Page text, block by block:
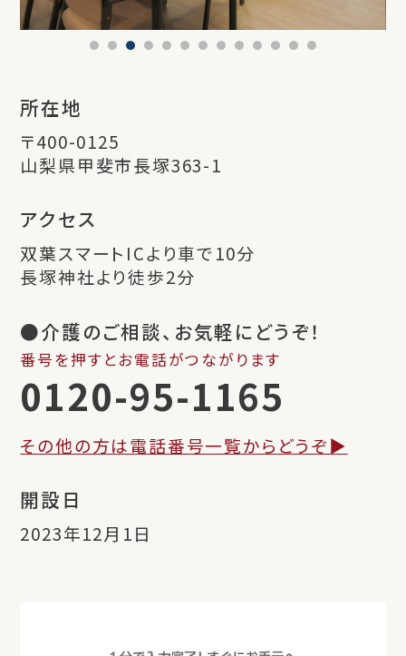
所在地
〒400-0125
山梨県甲斐市長塚363-1
アクセス
双葉スマートICより車で10分
長塚神社より徒歩2分
●介護のご相談、お気軽にどうぞ！
番号を押すとお電話がつながります
0120-95-1165
その他の方は電話番号一覧からどうぞ▶︎
開設日
2023年12月1日